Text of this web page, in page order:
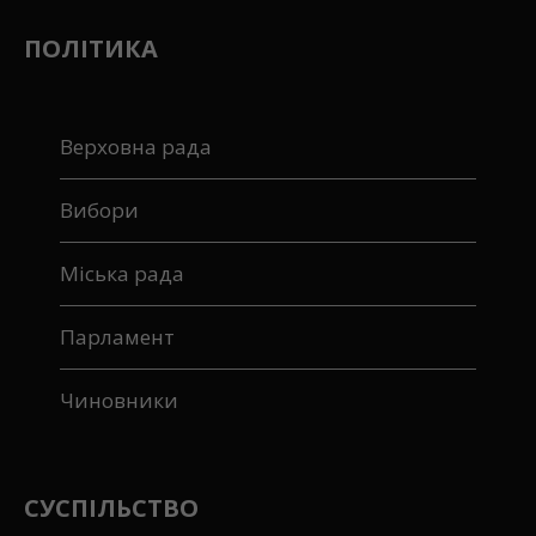
ПОЛІТИКА
Верховна рада
Вибори
Міська рада
Парламент
Чиновники
СУСПІЛЬСТВО